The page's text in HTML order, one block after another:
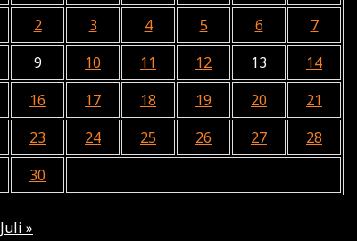
2 3 4 5 6
7
9 10 11 12 13
14
16 17 18 19 20
21
23 24 25 26 27
28
30
Juli »